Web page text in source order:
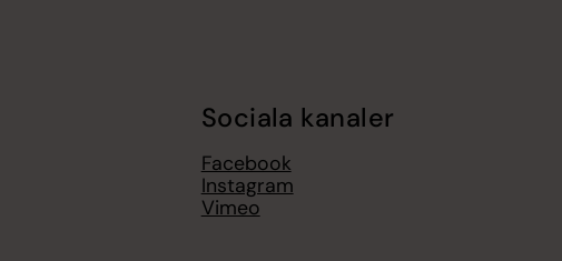
Sociala kanaler
Facebook
Instagram
Vimeo